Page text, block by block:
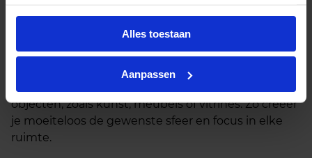
Alles toestaan
Aanpassen
Gerichte lichtbundel van 36°De bundelhoek van
36° maakt deze LEDspot perfect voor
accentverlichting of het gericht uitlichten van
objecten, zoals kunst, meubels of vitrines. Zo creëer
je moeiteloos de gewenste sfeer en focus in elke
ruimte.